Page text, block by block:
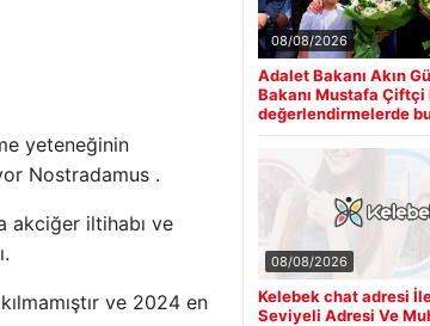
yeteneğinin
Nostradamus .
akciğer iltihabı ve
ve 2024 en
08/08/2026
Adalet Bakanı Akın
Bakanı Mustafa Çiftçi
değerlendirmelerde
08/08/2026
Kelebek chat adresi
Seviyeli Adresi Ve